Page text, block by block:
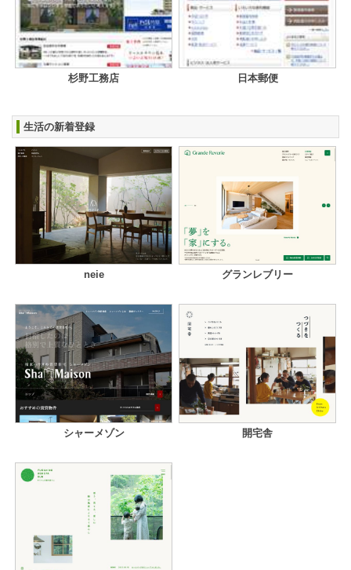
杉野工務店 日本郵便
生活の新着登録
neie グランレブリー
シャーメゾン 開宅舎